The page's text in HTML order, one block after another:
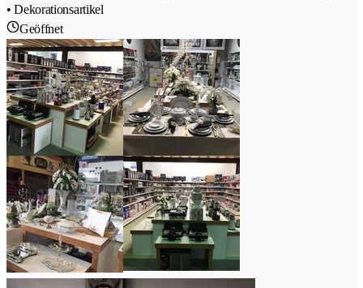
• Dekorationsartikel
Geöffnet